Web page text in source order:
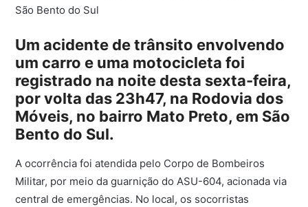
São Bento do Sul
Um acidente de trânsito envolvendo
um carro e uma motocicleta foi
registrado na noite desta sexta-feira,
por volta das 23h47, na Rodovia dos
Móveis, no bairro Mato Preto, em São
Bento do Sul.
A ocorrência foi atendida pelo Corpo de Bombeiros
Militar, por meio da guarnição do ASU-604, acionada via
central de emergências. No local, os socorristas